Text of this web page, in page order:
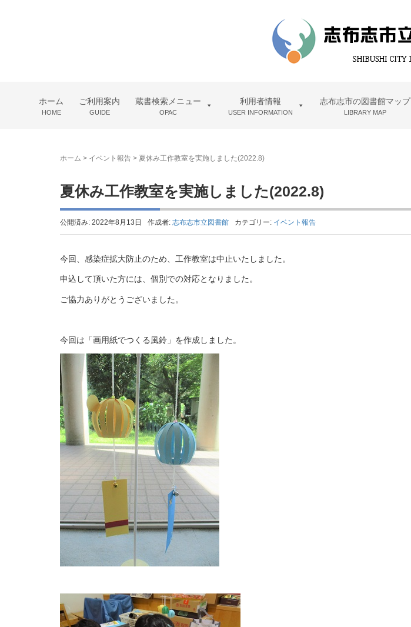
ホーム
HOME
ご利用案内
GUIDE
蔵書検索メニュー
OPAC
利用者情報
USER INFORMATION
志布志市の図書館マップ
LIBRARY MAP
ホーム > イベント報告 > 夏休み工作教室を実施しました(2022.8)
夏休み工作教室を実施しました(2022.8)
公開済み: 2022年8月13日 作成者: 志布志市立図書館 カテゴリー: イベント報告
今回、感染症拡大防止のため、工作教室は中止いたしました。
申込して頂いた方には、個別での対応となりました。
ご協力ありがとうございました。
今回は「画用紙でつくる風鈴」を作成しました。